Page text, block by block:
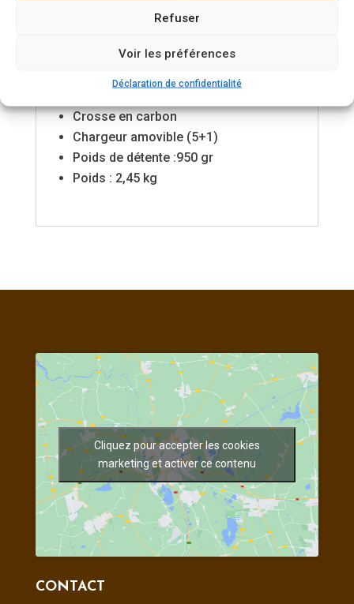
Refuser
Voir les préférences
Déclaration de confidentialité
chaque tir. La Sauer 101 Highland XTC :
haute altitude.
Calibre 30-06 SPRG
Crosse en carbon
Chargeur amovible (5+1)
Poids de détente :950 gr
Poids : 2,45 kg
Cliquez pour accepter les cookies
marketing et activer ce contenu
CONTACT